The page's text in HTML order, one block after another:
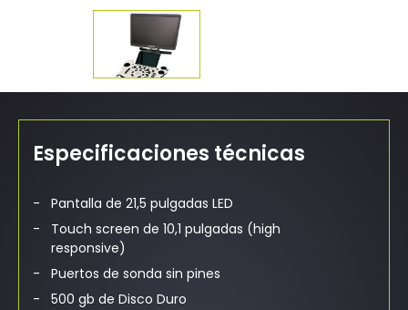
Especificaciones técnicas
Pantalla de 21,5 pulgadas LED
Touch screen de 10,1 pulgadas (high
responsive)
Puertos de sonda sin pines
500 gb de Disco Duro